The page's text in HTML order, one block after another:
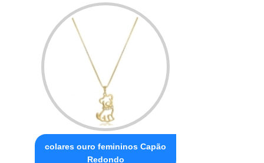
colares ouro femininos Capão
Redondo